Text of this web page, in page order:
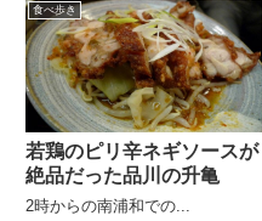
食べ歩き
若鶏のピリ辛ネギソースが
絶品だった品川の升亀
2時からの南浦和での...